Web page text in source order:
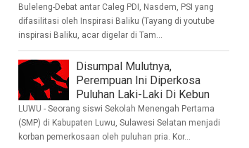
Buleleng-Debat antar Caleg PDI, Nasdem, PSI yang
difasilitasi oleh Inspirasi Baliku (Tayang di youtube
inspirasi Baliku, acar digelar di Tam...
Disumpal Mulutnya,
Perempuan Ini Diperkosa
Puluhan Laki-Laki Di Kebun
LUWU - Seorang siswi Sekolah Menengah Pertama
(SMP) di Kabupaten Luwu, Sulawesi Selatan menjadi
korban pemerkosaan oleh puluhan pria. Kor...